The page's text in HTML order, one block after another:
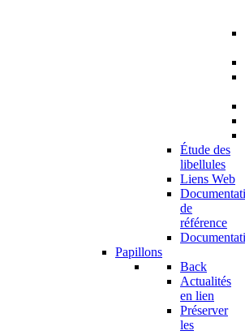
Étude des
libellules
Liens Web
de
référence
Papillons
Back
Actualités
en lien
Préserver
les